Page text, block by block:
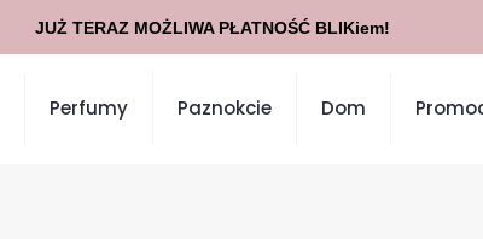
Perfumy Paznokcie Dom
JUŻ TERAZ MOŻLIWA PŁATNOŚĆ BLIKiem!